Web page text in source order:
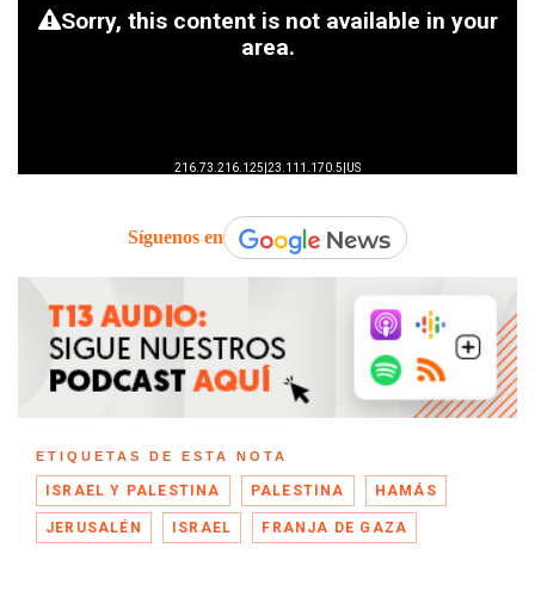
Síguenos en
ETIQUETAS DE ESTA NOTA
ISRAEL Y PALESTINA PALESTINA HAMÁS
JERUSALÉN ISRAEL FRANJA DE GAZA